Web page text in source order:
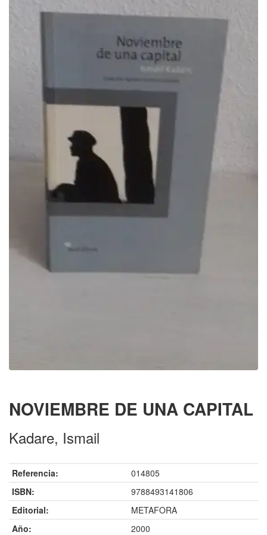
NOVIEMBRE DE UNA CAPITAL
Kadare, Ismail
Referencia:
014805
ISBN:
9788493141806
Editorial:
METAFORA
Año:
2000